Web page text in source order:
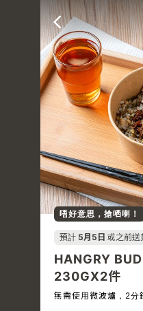
唔好意思，搶哂喇！
預計 5月5日 或之前送
HANGRY
230GX2件
無需使用微波爐，2分